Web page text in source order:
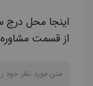
اینجا محل درج
از قسمت مشاوره